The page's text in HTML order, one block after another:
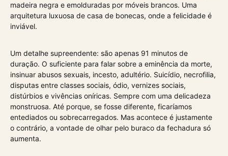
madeira negra e emolduradas por móveis brancos. Uma
arquitetura luxuosa de casa de bonecas, onde a felicidade é
inviável.
Um detalhe supreendente: são apenas 91 minutos de
duração. O suficiente para falar sobre a eminência da morte,
insinuar abusos sexuais, incesto, adultério. Suicídio, necrofilia,
disputas entre classes sociais, ódio, vernizes sociais,
distúrbios e vivências oníricas. Sempre com uma delicadeza
monstruosa. Até porque, se fosse diferente, ficaríamos
entediados ou sobrecarregados. Mas acontece é justamente
o contrário, a vontade de olhar pelo buraco da fechadura só
aumenta.